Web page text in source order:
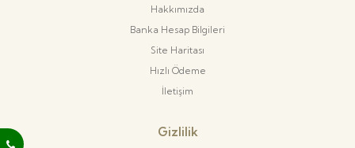
Hakkımızda
Banka Hesap Bilgileri
Site Haritası
Hızlı Ödeme
İletişim
Gizlilik